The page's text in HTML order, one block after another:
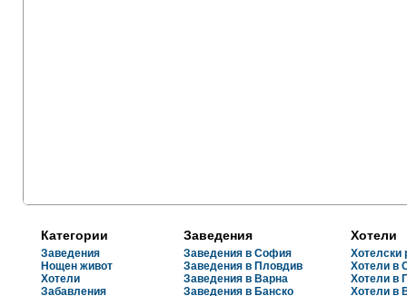
Категории
Заведения
Нощен живот
Хотели
Забавления
Заведения
Заведения в София
Заведения в Пловдив
Заведения в Варна
Заведения в Банско
Хотели
Хотелски
Хотели в
Хотели в
Хотели в